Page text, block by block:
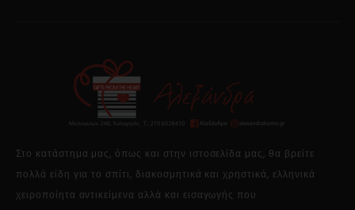
Στο κατάστημα μας, όπως και στην ιστοσελίδα μας, θα βρείτε
πολλά είδη για το σπίτι, διακοσμητικά και χρηστικά, ελληνικά
χειροποίητα αντικείμενα αλλά και εισαγωγής που